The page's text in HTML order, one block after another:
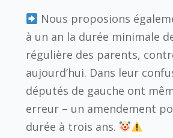
Nous proposions
à un an la durée minimale
régulière des parents,
aujourd’hui. Dans leur
députés de gauche ont
erreur – un amendement
durée à trois ans.